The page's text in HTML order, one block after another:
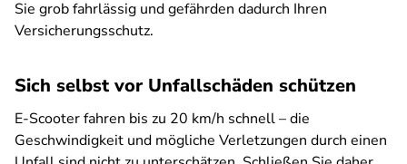
Sie grob fahrlässig und gefährden dadurch Ihren
Versicherungsschutz.
Sich selbst vor Unfallschäden schützen
E-Scooter fahren bis zu 20 km/h schnell – die
Geschwindigkeit und mögliche Verletzungen durch einen